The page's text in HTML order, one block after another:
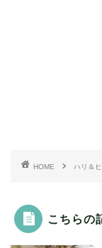
HOME ハリ＆
こちらの